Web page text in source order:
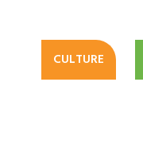
CULTURE